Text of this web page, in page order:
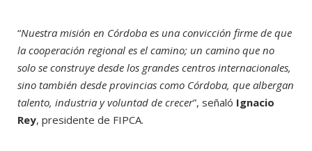
“Nuestra misión en Córdoba es una convicción firme de que
la cooperación regional es el camino; un camino que no
solo se construye desde los grandes centros internacionales,
sino también desde provincias como Córdoba, que albergan
talento, industria y voluntad de crecer”, señaló Ignacio
Rey, presidente de FIPCA.